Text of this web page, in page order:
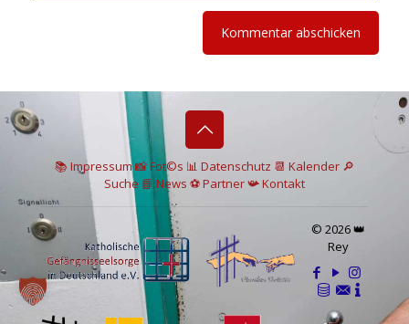
📚 Impressum📸Fot©s 📊 Datenschutz 📆 Kalender 🔎
Suche 📘 News ⚽Partner📯Kontakt
© 2026 👑
Rey